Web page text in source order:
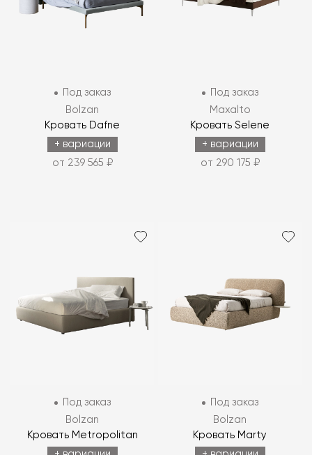
Под заказ
Bolzan
Кровать Dafne
+ вариации
от 239 565 ₽
Под заказ
Maxalto
Кровать Selene
+ вариации
от 290 175 ₽
Под заказ
Bolzan
Кровать Metropolitan
Под заказ
Bolzan
Кровать Marty